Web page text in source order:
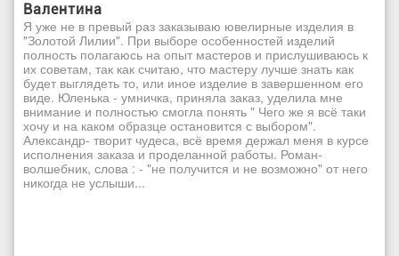
Валентина
Я уже не в превый раз заказываю ювелирные изделия в
"Золотой Лилии". При выборе особенностей изделий
полность полагаюсь на опыт мастеров и прислушиваюсь к
их советам, так как считаю, что мастеру лучше знать как
будет выглядеть то, или иное изделие в завершенном его
виде. Юленька - умничка, приняла заказ, уделила мне
внимание и полностью смогла понять " Чего же я всё таки
хочу и на каком образце остановится с выбором".
Александр- творит чудеса, всё время держал меня в курсе
исполнения заказа и проделанной работы. Роман-
волшебник, слова : - "не получится и не возможно" от него
никогда не услыши...